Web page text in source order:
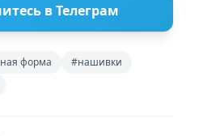
в Телеграм
форма
#нашивки